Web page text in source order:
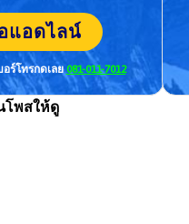
แอดไลน์
อร์โทรกดเลย 081-011-7012
โพสให้ดู